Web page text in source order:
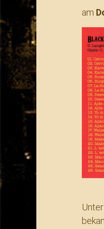
am
Unter